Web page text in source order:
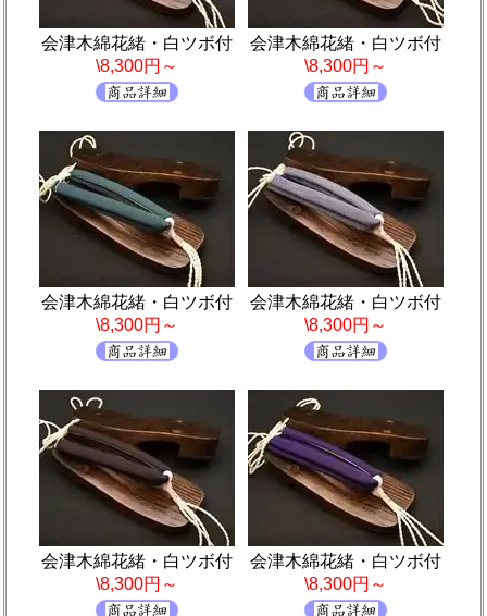
会津木綿花緒・白ツボ付
\8,300円～
会津木綿花緒・白ツボ付
\8,300円～
会津木綿花緒・白ツボ付
\8,300円～
会津木綿花緒・白ツボ付
\8,300円～
会津木綿花緒・白ツボ付
\8,300円～
会津木綿花緒・白ツボ付
\8,300円～